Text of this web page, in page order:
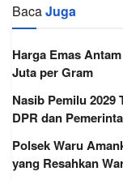
BacaJuga
Harga Emas
Juta per Gram
Nasib Pemilu 2029
DPR dan
Polsek Waru
yang Resahkan